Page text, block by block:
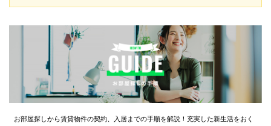
お部屋探しから賃貸物件の契約、入居までの手順を解説！充実した新生活をおく